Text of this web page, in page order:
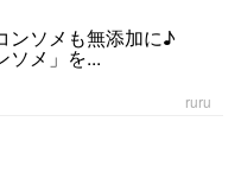
ンソメも無添加に♪
ソメ」を...
ruru